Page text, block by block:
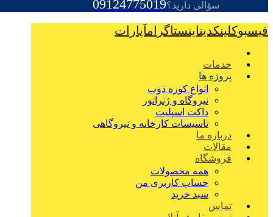
سؤالی دارید؟09124775019
فیسبوکلینکدیناینستاگرامآپارات
خدمات
پروژه ها
انواع کوره ذوب
نیروگاه و ژنراتور
داکت اسپلیت
تاسیسات کارخانه و نیروگاهی
درباره ما
مقالات
فروشگاه
همه محصولات
حساب کاربری من
سبد خرید
تماس